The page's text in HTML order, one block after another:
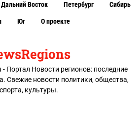
Портал Новости регионов: последние
Свежие новости политики, общества,
спорта, культуры.
Дальний Восток Петербург Сибирь
Юг О проекте